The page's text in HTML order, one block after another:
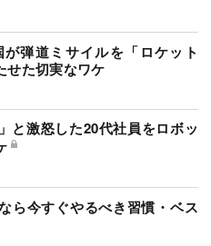
弾道ミサイルを「ロケット
せた切実なワケ
と激怒した20代社員をロボッ
ら今すぐやるべき習慣・ベス